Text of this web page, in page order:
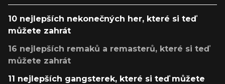
10 nejlepších nekonečných her, které si teď
můžete zahrát
16 nejlepších remaků a remasterů, které si teď
můžete zahrát
11 nejlepších gangsterek, které si teď můžete